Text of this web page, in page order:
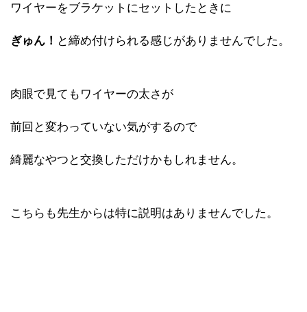
ワイヤーをブラケットにセットしたときに
ぎゅん！ と締め付けられる感じがありませんでした。
肉眼で見てもワイヤーの太さが
前回と変わっていない気がするので
綺麗なやつと交換しただけかもしれません。
こちらも先生からは特に説明はありませんでした。